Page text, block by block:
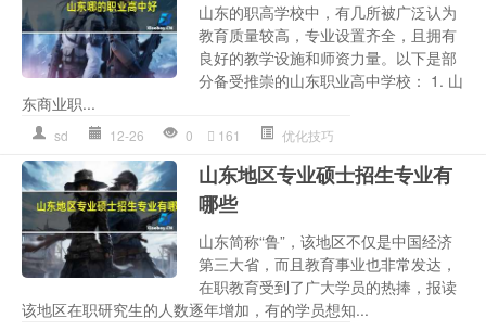
山东的职高学校中，有几所被广泛认为
教育质量较高，专业设置齐全，且拥有
良好的教学设施和师资力量。以下是部
分备受推崇的山东职业高中学校： 1. 山
东商业职...
sd 12-26 0 161 优化技巧
山东地区专业硕士招生专业有
哪些
山东简称“鲁”，该地区不仅是中国经济
第三大省，而且教育事业也非常发达，
在职教育受到了广大学员的热捧，报读
该地区在职研究生的人数逐年增加，有的学员想知...